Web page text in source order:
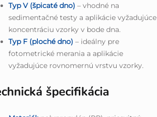
Typ V (špicaté dno) – vhodné na
sedimentačné testy a aplikácie vyžadujúce
koncentráciu vzorky v bode dna.
Typ F (ploché dno) – ideálny pre
fotometrické merania a aplikácie
vyžadujúce rovnomernú vrstvu vzorky.
špecifikácia